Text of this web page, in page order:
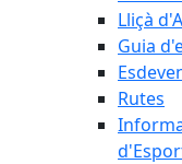
Lliçà
Guia
Rutes